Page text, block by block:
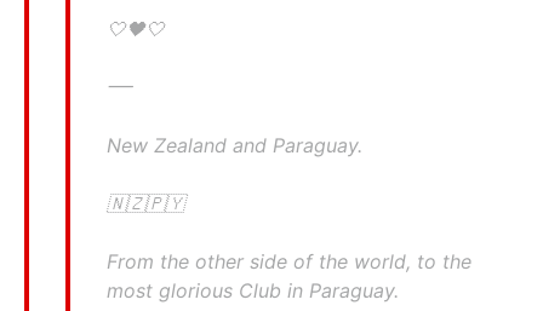
🤍🖤🤍
⸺
New Zealand and Paraguay.
🇳🇿🇵🇾
From the other side of the world, to the
most glorious Club in Paraguay.